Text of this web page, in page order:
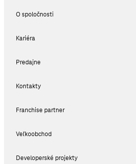
O spoločnosti
Kariéra
Predajne
Kontakty
Franchise partner
Veľkoobchod
Developerské projekty